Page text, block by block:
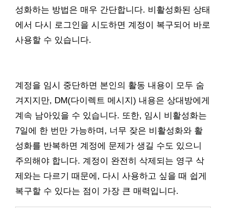
성화하는 방법은 매우 간단합니다. 비활성화된 상태
에서 다시 로그인을 시도하면 계정이 복구되어 바로
사용할 수 있습니다.
계정을 임시 중단하면 본인의 활동 내용이 모두 숨
겨지지만, DM(다이렉트 메시지) 내용은 상대방에게
계속 남아있을 수 있습니다. 또한, 임시 비활성화는
7일에 한 번만 가능하며, 너무 잦은 비활성화와 활
성화를 반복하면 계정에 문제가 생길 수도 있으니
주의해야 합니다. 계정이 완전히 삭제되는 영구 삭
제와는 다르기 때문에, 다시 사용하고 싶을 때 쉽게
복구할 수 있다는 점이 가장 큰 매력입니다.